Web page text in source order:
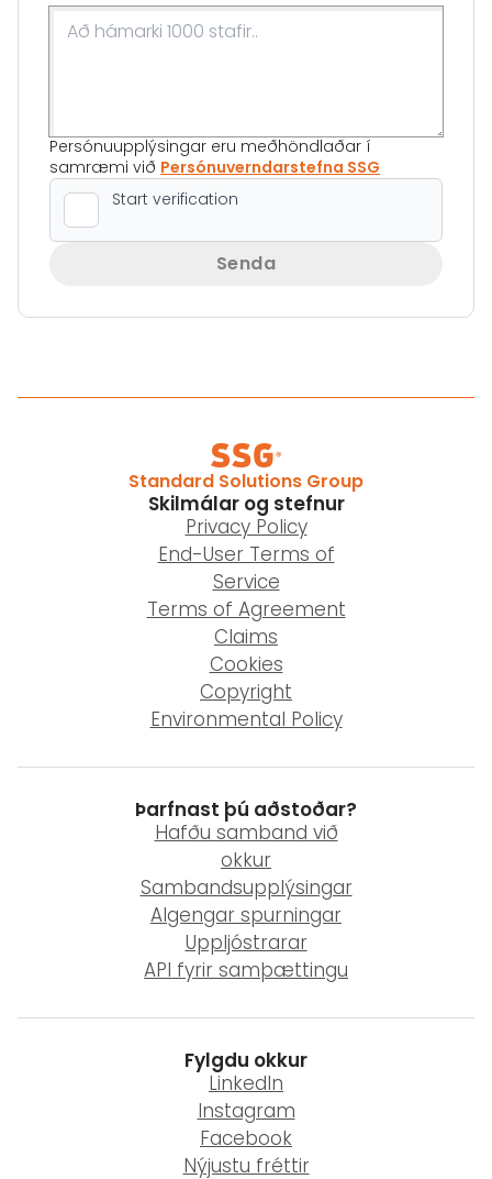
Persónuupplýsingar eru meðhöndlaðar í
samræmi við Persónuverndarstefna SSG
Senda
Standard Solutions Group
Skilmálar og stefnur
Privacy Policy
End-User Terms of
Service
Terms of Agreement
Claims
Cookies
Copyright
Environmental Policy
Þarfnast þú aðstoðar?
Hafðu samband við
okkur
Sambandsupplýsingar
Algengar spurningar
Uppljóstrarar
API fyrir samþættingu
Fylgdu okkur
LinkedIn
Instagram
Facebook
Nýjustu fréttir